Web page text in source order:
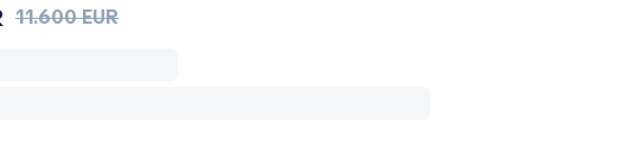
11.600 EUR